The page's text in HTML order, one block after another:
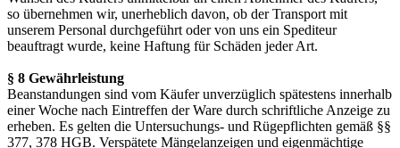
so übernehmen wir, unerheblich davon, ob der Transport mit
unserem Personal durchgeführt oder von uns ein Spediteur
beauftragt wurde, keine Haftung für Schäden jeder Art.
§ 8 Gewährleistung
Beanstandungen sind vom Käufer unverzüglich spätestens innerhalb
einer Woche nach Eintreffen der Ware durch schriftliche Anzeige zu
erheben. Es gelten die Untersuchungs- und Rügepflichten gemäß §§
377, 378 HGB. Verspätete Mängelanzeigen und eigenmächtige